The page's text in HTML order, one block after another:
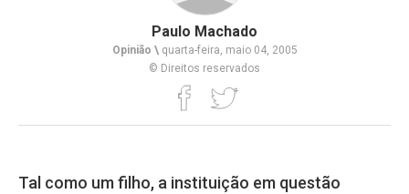
Paulo Machado
Opinião \quarta-feira, maio 04, 2005
© Direitos reservados
Tal como um filho, a instituição em questão